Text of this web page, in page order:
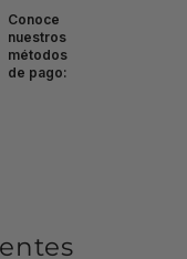
Conoce
nuestros
métodos
de pago: